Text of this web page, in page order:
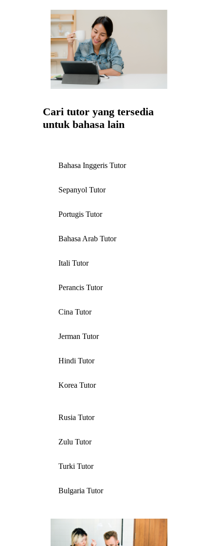
Cari tutor yang tersedia
untuk bahasa lain
Bahasa Inggeris Tutor
Sepanyol Tutor
Portugis Tutor
Bahasa Arab Tutor
Itali Tutor
Perancis Tutor
Cina Tutor
Jerman Tutor
Hindi Tutor
Korea Tutor
Rusia Tutor
Zulu Tutor
Turki Tutor
Bulgaria Tutor